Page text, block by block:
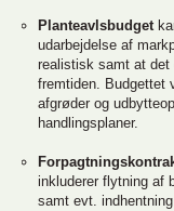
Planteavlsbudget
udarbejdelse af
realistisk samt at det
fremtiden. Budgettet
afgrøder og
handlingsplaner.
inkluderer flytning af
samt evt.